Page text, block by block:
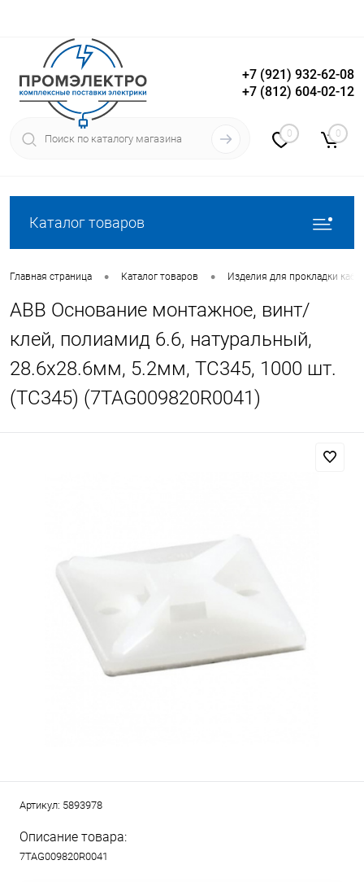
Вход Регистрация
+7 (921) 932-62-08
+7 (812) 604-02-12
0 0
Каталог товаров
Главная страница • Каталог товаров • Изделия для прокладки
ABB Основание монтажное, винт/
клей, полиамид 6.6, натуральный,
28.6х28.6мм, 5.2мм, TC345, 1000 шт.
(TC345) (7TAG009820R0041)
Артикул: 5893978
Описание товара:
7TAG009820R0041